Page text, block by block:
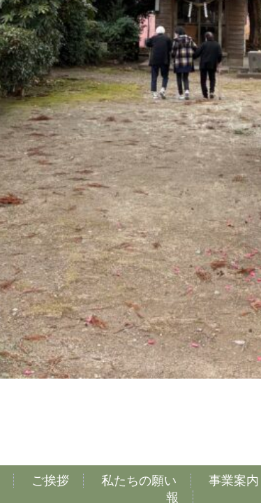
ご挨拶 私たちの願い 事業案内
報